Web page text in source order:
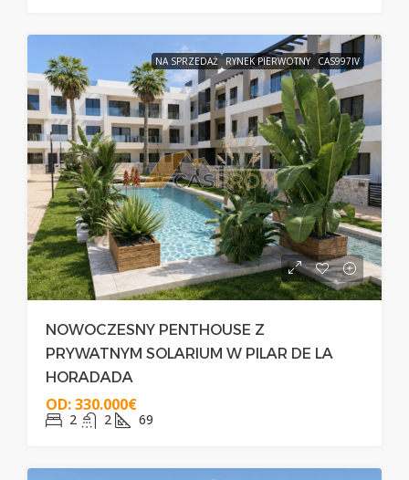
NA SPRZEDAŻ RYNEK PIERWOTNY CAS997IV
NOWOCZESNY PENTHOUSE Z
PRYWATNYM SOLARIUM W PILAR DE LA
HORADADA
OD:330.000€
2 2 69